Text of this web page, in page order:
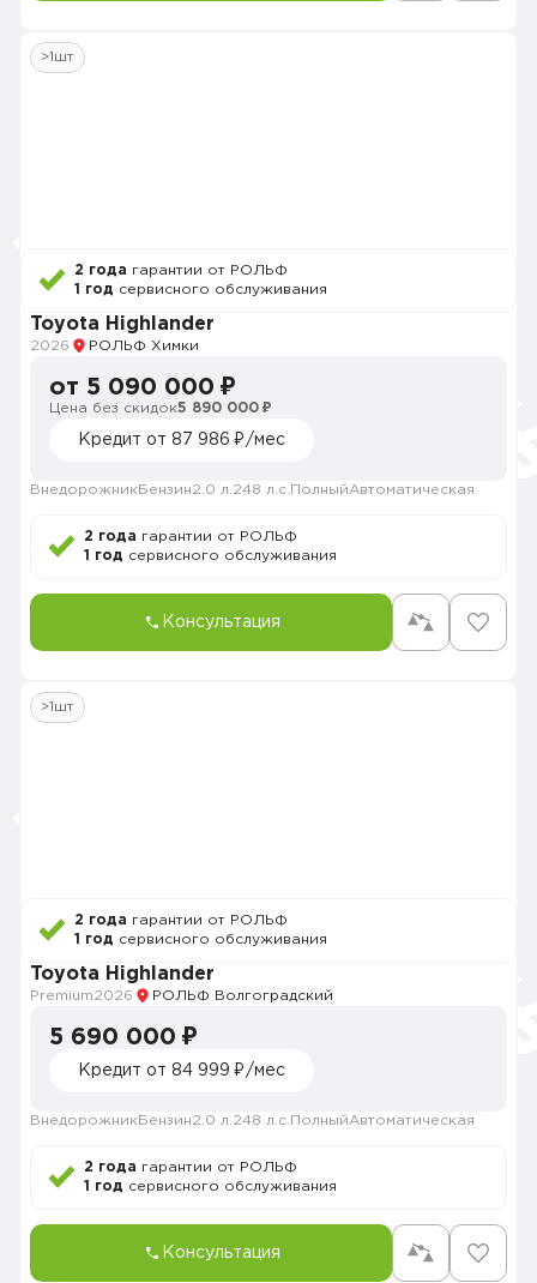
>1шт
2 года гарантии от РОЛЬФ
1 год сервисного обслуживания
Toyota Highlander
2026 РОЛЬФ Химки
от 5 090 000 ₽
Цена без скидок5 890 000 ₽
Кредит от 87 986 ₽/мес
Внедорожник Бензин2.0 л. 248 л.с. ПолныйАвтоматическая
2 года гарантии от РОЛЬФ
1 год сервисного обслуживания
Консультация
>1шт
2 года гарантии от РОЛЬФ
1 год сервисного обслуживания
Toyota Highlander
Premium2026 РОЛЬФ Волгоградский
5 690 000 ₽
Кредит от 84 999 ₽/мес
Внедорожник Бензин2.0 л. 248 л.с. ПолныйАвтоматическая
2 года гарантии от РОЛЬФ
1 год сервисного обслуживания
Консультация